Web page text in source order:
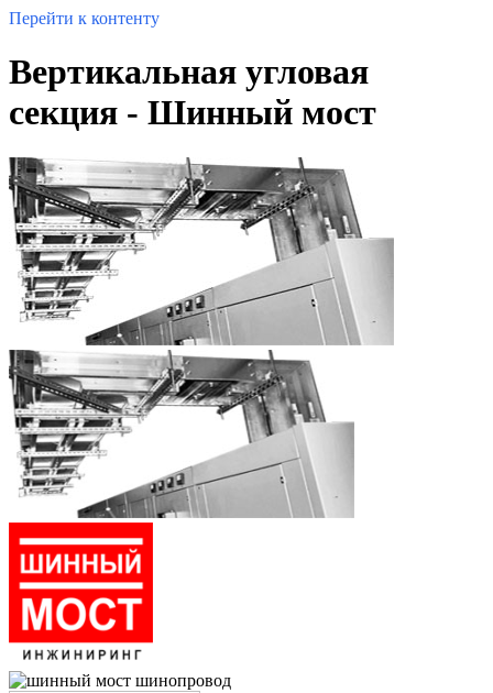
Перейти к контенту
Вертикальная угловая
секция - Шинный мост